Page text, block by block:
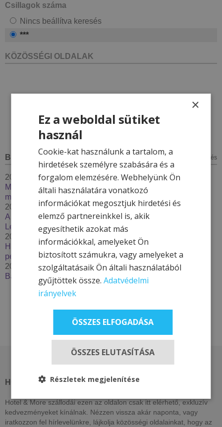
Csillagok száma
Nincs beállítva keresés
***
KÖZÖSSÉGI OLDALAK
BLOG minden bejegyzés
2026. január 7.
Megújul a Hotel & More törzsvendégprogram – 2026-ban
még többet adunk hűséges vendégeinknek
2025. december 4.
A kinti-benti medence karbantartás - Thermal Resort
Lendava***
2025. december 2.
Húzzon korit, pattanjon szánkóra – Élje át a tél minden
percét a Hotel & More szállodákkal
2025. szeptember 29.
Bakancslistás túrázóhelyek Magyarországon
HOTEL & MORE HOTELS
Hotel & More szállodái ezen az oldalon csak itt elérhető, exkluzív
kedvezményeket kínálnak. Nézzen vissza akár naponta, vagy
iratkozzon fel hírlevelünkre, lájkolja közösségi oldalainkat, hogy az
×
Ez a weboldal sütiket
használ
Cookie-kat használunk a tartalom, a
hirdetések személyre szabására és a
forgalom elemzésére. Webhelyünk Ön
általi használatára vonatkozó
információkat megosztjuk hirdetési és
elemző partnereinkkel is, akik
egyesíthetik azokat más
információkkal, amelyeket Ön
biztosított számukra, vagy amelyeket a
szolgáltatásaik Ön általi használatából
gyűjtöttek össze.Adatvédelmi
irányelvek
ÖSSZES ELFOGADÁSA
ÖSSZES ELUTASÍTÁSA
Részletek megjelenítése